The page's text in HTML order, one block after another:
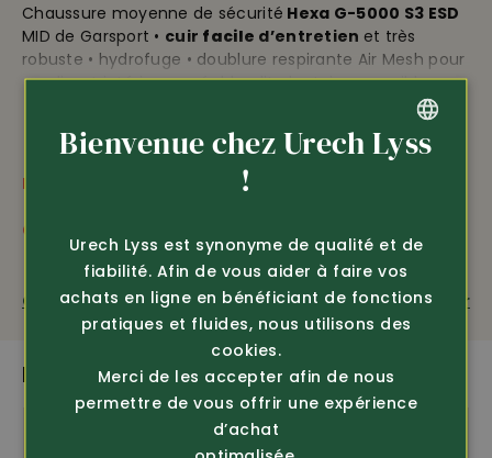
Chaussure moyenne de sécurité Hexa G-5000 S3 ESD
MID de Garsport • cuir facile d’entretien et très
robuste • hydrofuge • doublure respirante Air Mesh pour
un climat intérieur agréable • lit plantaire amovible •
composite • semelle résistant aux huiles • antistatique •
semelle intermédiaire amortissante • poids env.
625 g/chaussure •
EN ISO 20345 S3 HRO SRC ESD
Classe de protection
S3S
Classe de protection
ESD
PLUS D'INFORMATIONS
Classe de protection
Questions sur le produit Recommander
PLUS DE PRODUITS PASSIONNANTS
GERMAN
Bienvenue chez Urech Lyss
!
Urech Lyss est synonyme de qualité et de
fiabilité. Afin de vous aider à faire vos
achats en ligne en bénéficiant de fonctions
pratiques et fluides, nous utilisons des
cookies.
Merci de les accepter afin de nous
permettre de vous offrir une expérience
d’achat